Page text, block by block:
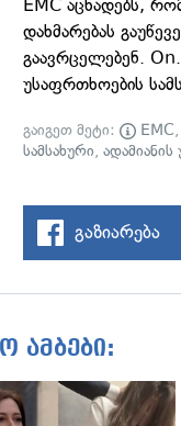
EMC აცხადებს,
დახმარებას
გაავრცელებენ.
უსაფრთხოების
გაიგეთ მეტი: EMC
სამსახური,
გაზიარება
ამბები: